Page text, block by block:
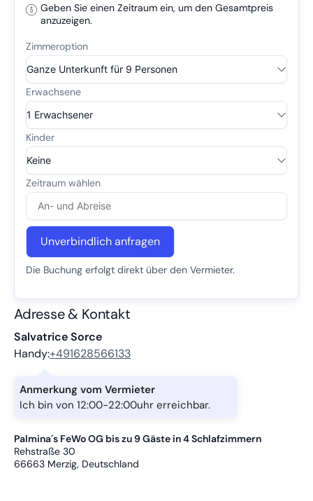
Geben Sie einen Zeitraum ein, um den Gesamtpreis
anzuzeigen.
Unverbindlich anfragen
Die Buchung erfolgt direkt über den Vermieter.
Adresse & Kontakt
Salvatrice Sorce
Handy:+491628566133
Anmerkung vom Vermieter
Ich bin von 12:00-22:00uhr erreichbar.
Palmina´s FeWo OG bis zu 9 Gäste in 4 Schlafzimmern
Rehstraße 30
66663 Merzig, Deutschland